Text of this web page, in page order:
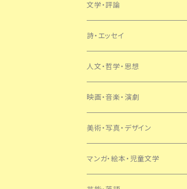
文学・評論
日本
外国
SF・ミステリー
詩・エッセイ
人文・哲学・思想
映画・音楽・演劇
美術・写真・デザイン
マンガ・絵本・児童文学